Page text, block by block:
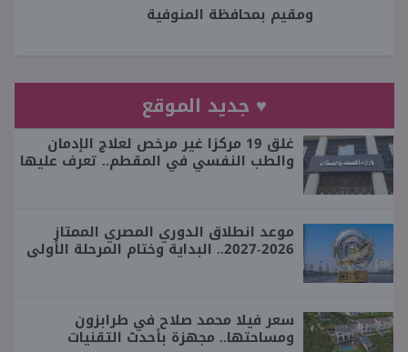
ومقيم بمحافظة المنوفية
♥ جديد الموقع
غلق 19 مركزا غير مرخص لعلاج الإدمان
والطب النفسي في المقطم.. تعرف عليها
موعد انطلاق الدوري المصري الممتاز
2026-2027.. البداية وختام المرحلة الأولى
سعر فيلا محمد صلاح في طرابزون
ومساحتها.. مجهزة بأحدث التقنيات